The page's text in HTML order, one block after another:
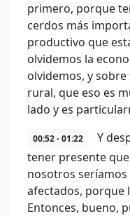
primero, porque
cerdos más
productivo que
olvidemos la
olvidemos, y
rural, que eso es
lado y es
00:52 - 01:22
Y
tener presente
nosotros
afectados, porque
Entonces, bueno,